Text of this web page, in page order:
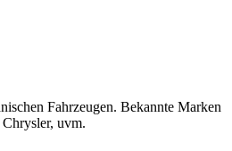
Fahrzeugen. Bekannte Marken
uvm.